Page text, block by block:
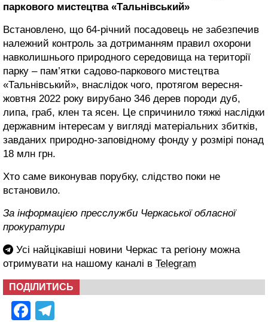
паркового мистецтва «Тальнівський»
Встановлено, що 64-річний посадовець не забезпечив
належний контроль за дотриманням правил охорони
навколишнього природного середовища на території
парку – пам’ятки садово-паркового мистецтва
«Тальнівський», внаслідок чого, протягом вересня-
жовтня 2022 року вирубано 346 дерев породи дуб,
липа, граб, клен та ясен. Це спричинило тяжкі наслідки
державним інтересам у вигляді матеріальних збитків,
завданих природно-заповідному фонду у розмірі понад
18 млн грн.
Хто саме виконував порубку, слідство поки не
встановило.
За інформацією пресслужби Черкаської обласної
прокуратури
Усі найцікавіші новини Черкас та регіону можна
отримувати на нашому каналі в Telegram
ПОДІЛИТИСЬ
Facebook